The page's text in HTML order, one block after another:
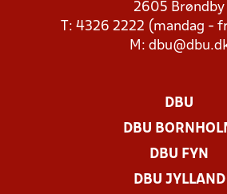
2605 Brøndby
T: 4326 2222 (mandag -
M:
DBU
DBU
DBU FYN
DBU JYLLAND